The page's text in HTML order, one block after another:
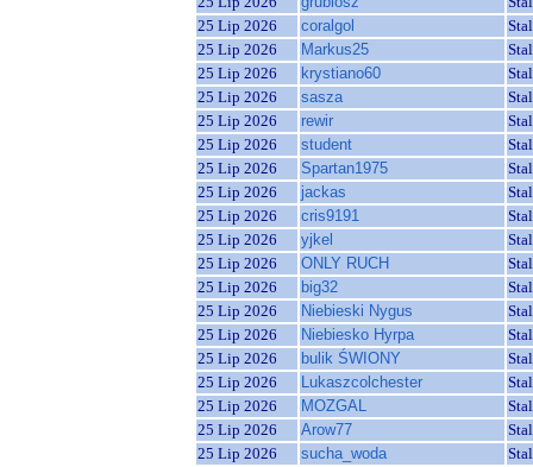
25 Lip 2026
coralgol
25 Lip 2026
Markus25
25 Lip 2026
krystiano60
25 Lip 2026
sasza
25 Lip 2026
rewir
25 Lip 2026
student
25 Lip 2026
Spartan1975
25 Lip 2026
jackas
25 Lip 2026
cris9191
25 Lip 2026
yjkel
25 Lip 2026
ONLY RUCH
25 Lip 2026
big32
25 Lip 2026
Niebieski Nygus
25 Lip 2026
Niebiesko Hyrpa
25 Lip 2026
bulik ŚWIONY
25 Lip 2026
Lukaszcolchester
25 Lip 2026
MOZGAL
25 Lip 2026
Arow77
25 Lip 2026
sucha_woda